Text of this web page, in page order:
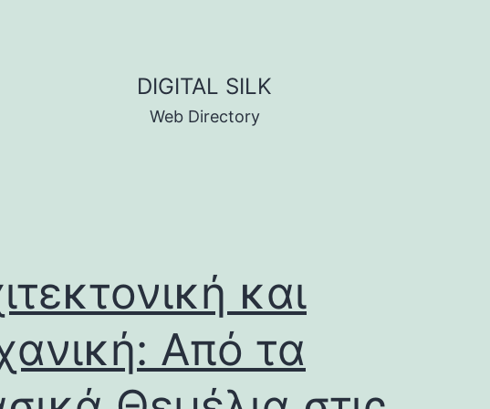
DIGITAL SILK
Web Directory
και
Από τα